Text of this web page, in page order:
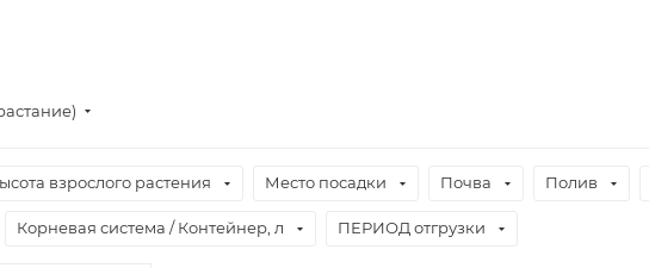
взрослого растения Место посадки Почва Полив
Корневая система / Контейнер, л ПЕРИОД отгрузки